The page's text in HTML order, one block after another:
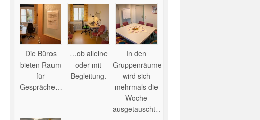
Die Büros
bieten Raum
für
Gespräche…
…ob alleine
oder mit
Begleitung.
In den
Gruppenräumen
wird sich
mehrmals die
Woche
ausgetauscht…